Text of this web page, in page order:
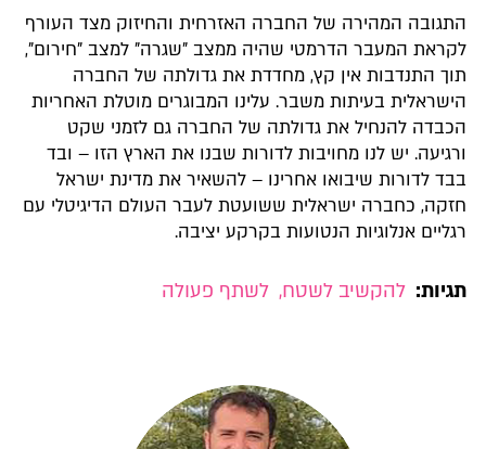
התגובה המהירה של החברה האזרחית והחיזוק מצד העורף
לקראת המעבר הדרמטי שהיה ממצב "שגרה" למצב "חירום",
תוך התנדבות אין קץ, מחדדת את גדולתה של החברה
הישראלית בעיתות משבר. עלינו המבוגרים מוטלת האחריות
הכבדה להנחיל את גדולתה של החברה גם לזמני שקט
ורגיעה. יש לנו מחויבות לדורות שבנו את הארץ הזו – ובד
בבד לדורות שיבואו אחרינו – להשאיר את מדינת ישראל
חזקה, כחברה ישראלית ששועטת לעבר העולם הדיגיטלי עם
רגליים אנלוגיות הנטועות בקרקע יציבה.
תגיות: להקשיב לשטח, לשתף פעולה